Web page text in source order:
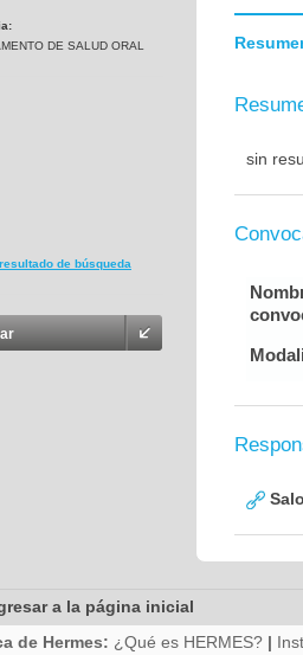
DE SALUD ORAL
de búsqueda
sin
a la página inicial
de Hermes: ¿Qué es HERMES? |